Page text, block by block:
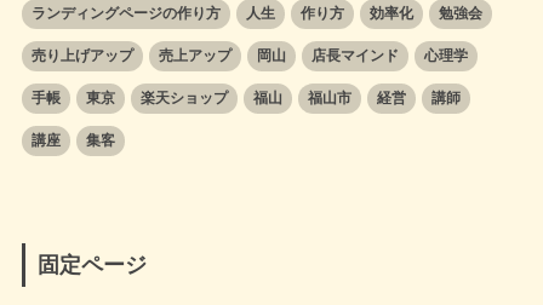
ランディングページの作り方 人生 作り方 効率化 勉強会
売り上げアップ 売上アップ 岡山 店長マインド 心理学
手帳 東京 楽天ショップ 福山 福山市 経営 講師
講座 集客
固定ページ